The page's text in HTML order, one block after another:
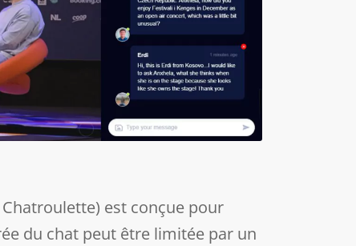
est conçue pour
du chat peut être limitée par un